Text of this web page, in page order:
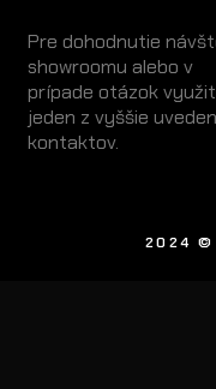
Pre dohodnutie
showroomu alebo v
prípade otázok
jeden z vyššie
kontaktov.
2024 ©